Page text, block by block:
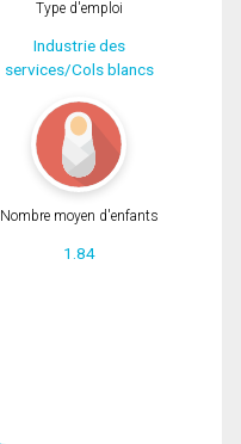
Type d'emploi
Industrie des
services/Cols blancs
Nombre moyen d'enfants
1.84